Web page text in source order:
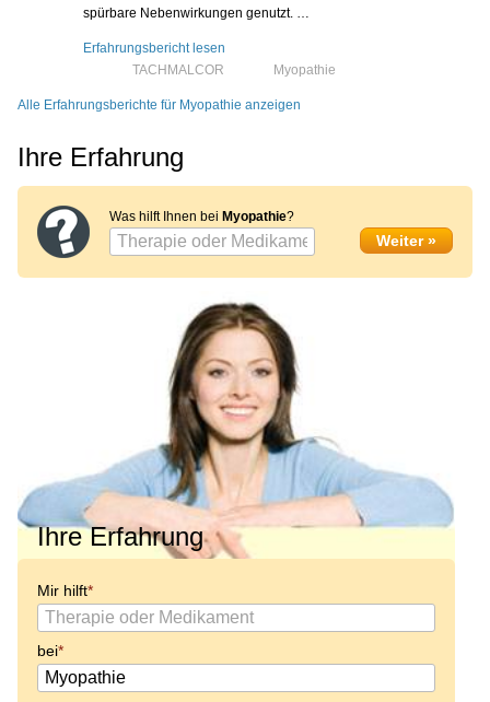
spürbare Nebenwirkungen genutzt. …
Erfahrungsbericht lesen
TACHMALCOR
Myopathie
Alle Erfahrungsberichte für Myopathie anzeigen
Ihre Erfahrung
Was hilft Ihnen bei Myopathie?
Ihre Erfahrung
Mir hilft
bei